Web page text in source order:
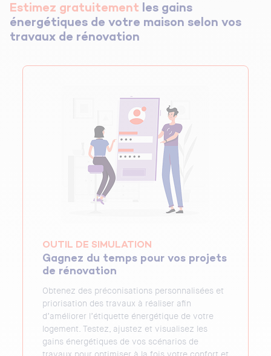
Estimez gratuitement les gains
énergétiques de votre maison selon vos
travaux de rénovation
OUTIL DE SIMULATION
Gagnez du temps pour vos projets
de rénovation
Obtenez des préconisations personnalisées et
priorisation des travaux à réaliser afin
d’améliorer l’étiquette énergétique de votre
logement. Testez, ajustez et visualisez les
gains énergétiques de vos scénarios de